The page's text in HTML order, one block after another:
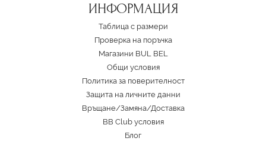
ИНФОРМАЦИЯ
Таблица с размери
Проверка на поръчка
Магазини BUL BEL
Oбщи условия
Политика за поверителност
Защита на личните данни
Връщане/Замяна/Доставка
BB Club условия
Блог